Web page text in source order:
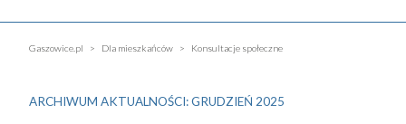
Gaszowice.pl Dla mieszkańców Konsultacje społeczne
ARCHIWUM AKTUALNOŚCI: GRUDZIEŃ 2025